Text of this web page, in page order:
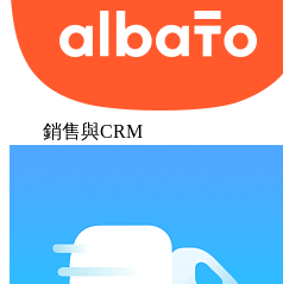
銷售與CRM